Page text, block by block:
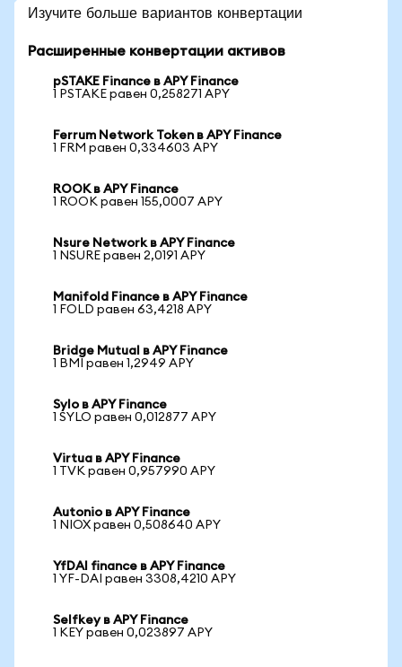
Изучите больше вариантов конвертации
Расширенные конвертации активов
pSTAKE Finance в APY Finance
1 PSTAKE равен 0,258271 APY
Ferrum Network Token в APY Finance
1 FRM равен 0,334603 APY
ROOK в APY Finance
1 ROOK равен 155,0007 APY
Nsure Network в APY Finance
1 NSURE равен 2,0191 APY
Manifold Finance в APY Finance
1 FOLD равен 63,4218 APY
Bridge Mutual в APY Finance
1 BMI равен 1,2949 APY
Sylo в APY Finance
1 SYLO равен 0,012877 APY
Virtua в APY Finance
1 TVK равен 0,957990 APY
Autonio в APY Finance
1 NIOX равен 0,508640 APY
YfDAI finance в APY Finance
1 YF-DAI равен 3308,4210 APY
Selfkey в APY Finance
1 KEY равен 0,023897 APY